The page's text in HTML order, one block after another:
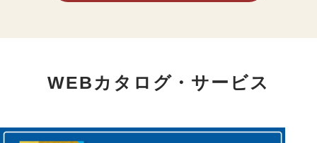
WEBカタログ・サービス